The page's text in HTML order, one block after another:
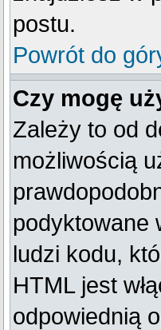
postu.
Powrót do
Czy mogę
Zależy to od
możliwością
podyktowane
ludzi kodu,
HTML jest
odpowiednią